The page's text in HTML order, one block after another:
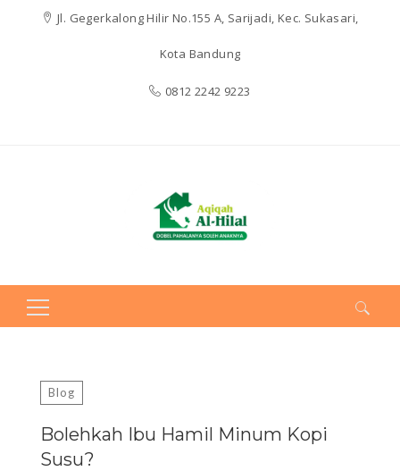
Jl. Gegerkalong Hilir No.155 A, Sarijadi, Kec. Sukasari,
Kota Bandung
0812 2242 9223
Search
Blog
Bolehkah Ibu Hamil Minum Kopi
Susu?